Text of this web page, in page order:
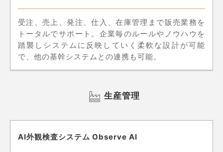
受注、売上、発注、仕入、在庫管理まで販売業務を
トータルでサポート。企業毎のルールやノウハウを
踏襲しシステムに反映していく柔軟な設計が可能
で、他の基幹システムとの連携も可能。
生産管理
AI外観検査システム Observe AI